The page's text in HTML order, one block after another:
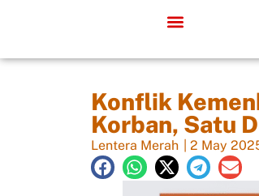
Konflik
Korban, Satu
Lentera Merah 2 May